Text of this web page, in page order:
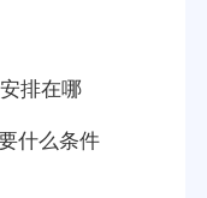
排在哪
什么条件